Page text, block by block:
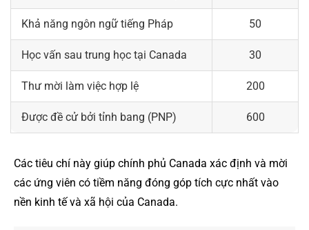
Khả năng ngôn ngữ tiếng Pháp 50
Học vấn sau trung học tại Canada 30
Thư mời làm việc hợp lệ 200
Được đề cử bởi tỉnh bang (PNP) 600
Các tiêu chí này giúp chính phủ Canada xác định và mời
các ứng viên có tiềm năng đóng góp tích cực nhất vào
nền kinh tế và xã hội của Canada.